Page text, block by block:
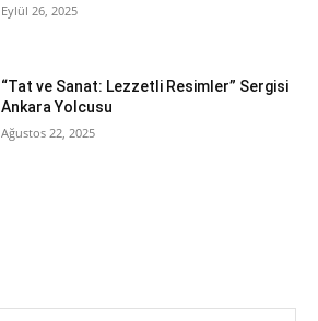
Eylül 26, 2025
“Tat ve Sanat: Lezzetli Resimler” Sergisi
Ankara Yolcusu
Ağustos 22, 2025